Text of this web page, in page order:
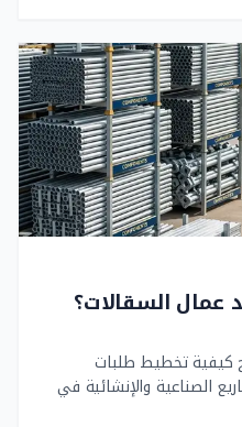
عمال السقالات؟
تخطيط طلبات
الصناعية والإنشائية في